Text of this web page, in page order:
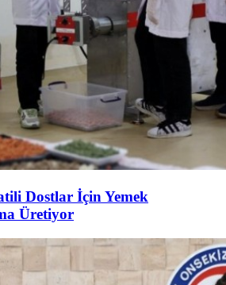
Dostlar İçin Yemek
Üretiyor